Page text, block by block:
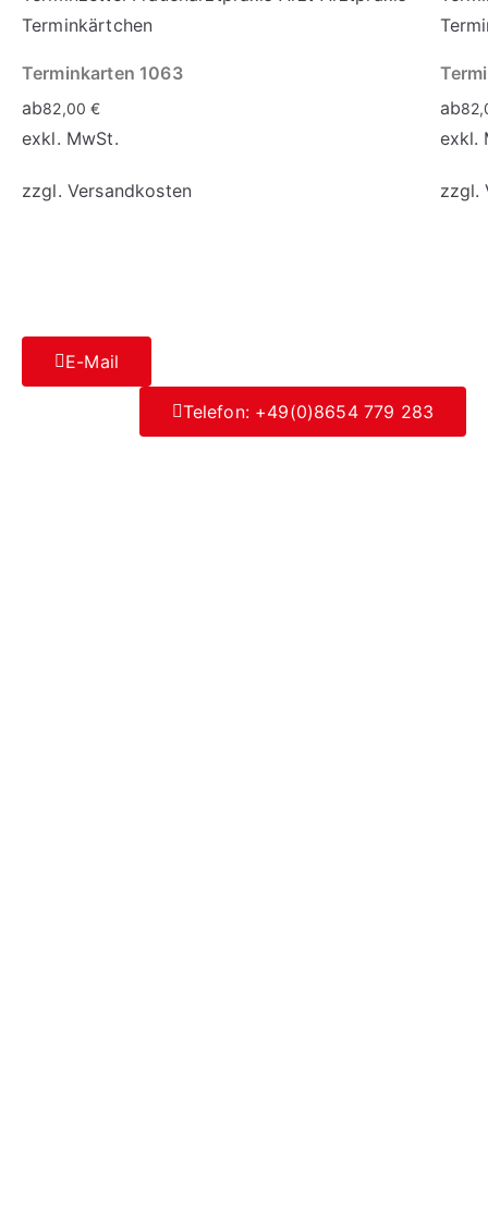
Terminkarten 1063
ab82,00€
exkl. MwSt.
zzgl. Versandkosten
ab
exkl.
zzgl.
E-Mail
Telefon: +49(0)8654 779 283